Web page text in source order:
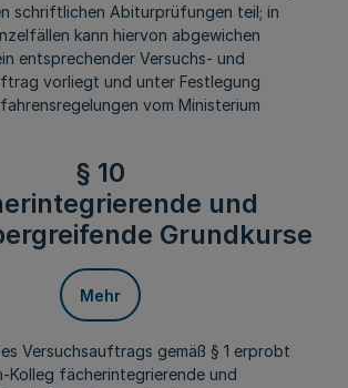
schriftlichen Abiturprüfungen teil; in
kann hiervon abgewichen
entsprechender Versuchs- und
vorliegt und unter Festlegung
vom Ministerium
§ 10
und
Grundkurse
Mehr
Versuchsauftrags gemäß § 1 erprobt
Kolleg fächerintegrierende und